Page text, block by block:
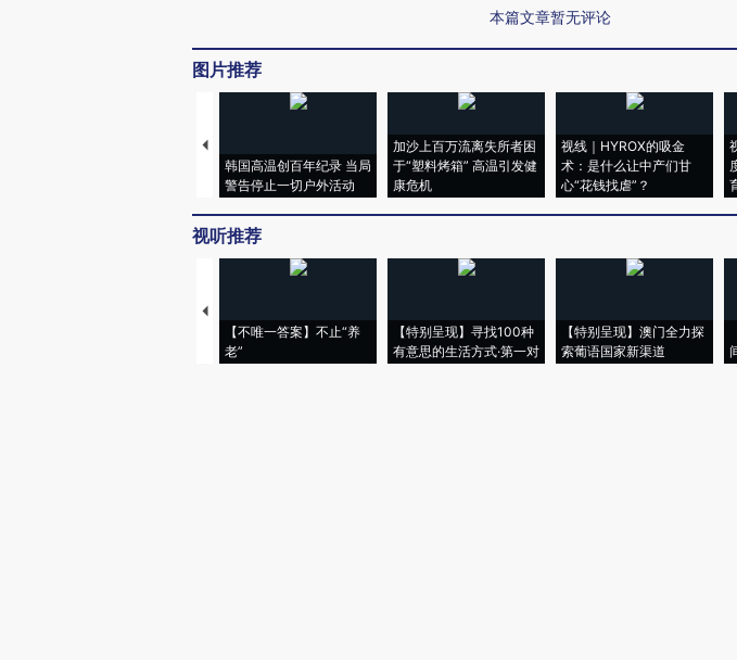
本篇文章暂无评论
图片推荐
韩国高温创百年纪录 当局
警告停止一切户外活动
加沙上百万流离失所者困
于“塑料烤箱” 高温引发健
康危机
视线｜HYROX的吸金
术：是什么让中产们甘
心“花钱找虐”？
视听推荐
【不唯一答案】不止“养
老”
【特别呈现】寻找100种
有意思的生活方式·第一对
【特别呈现】澳门全力探
索葡语国家新渠道